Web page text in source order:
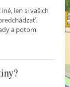
len si vašich
a potom